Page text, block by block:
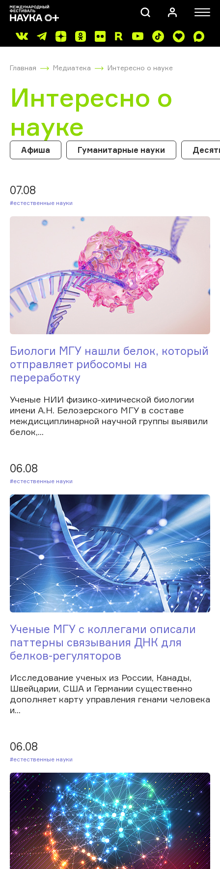
Главная Медиатека Интересно о науке
Интересно о
науке
Афиша Гуманитарные науки
07.08
#Естественные науки
Биологи МГУ нашли белок, который
отправляет рибосомы на
переработку
Ученые НИИ физико-химической биологии
имени А.Н. Белозерского МГУ в составе
междисциплинарной научной группы выявили
белок,...
06.08
#Естественные науки
Ученые МГУ с коллегами описали
паттерны связывания ДНК для
белков-регуляторов
Исследование ученых из России, Канады,
Швейцарии, США и Германии существенно
дополняет карту управления генами человека
и...
06.08
#Естественные науки